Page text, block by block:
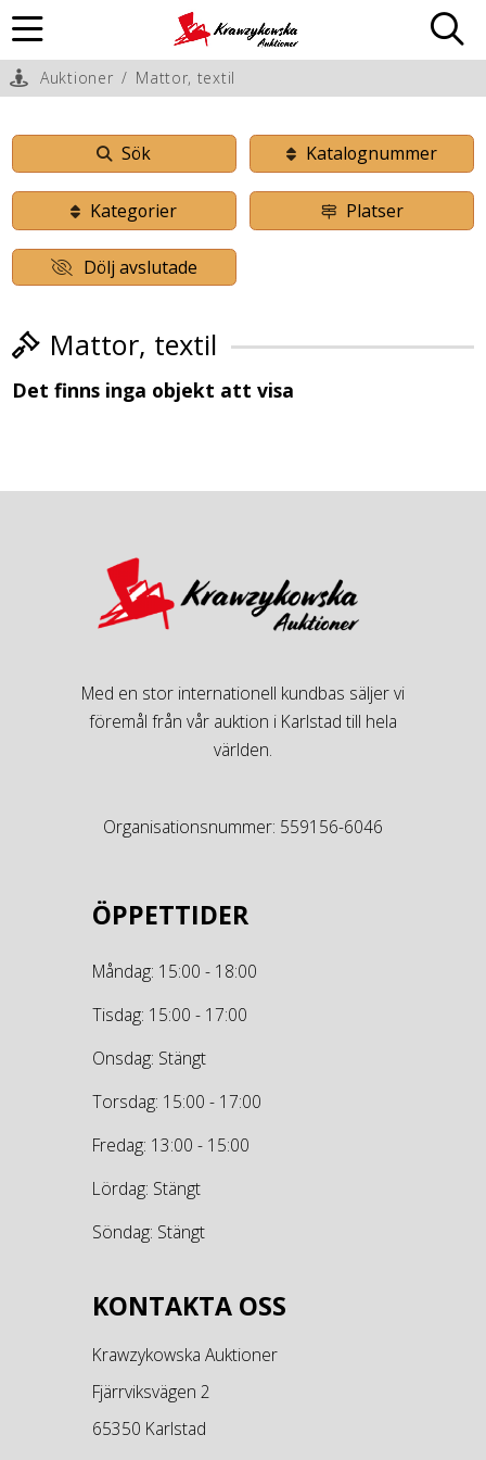
Auktioner / Mattor, textil
Sök Katalognummer
Kategorier Platser
Dölj avslutade
Mattor, textil
Det finns inga objekt att visa
Med en stor internationell kundbas säljer vi
föremål från vår auktion i Karlstad till hela
världen.
Organisationsnummer: 559156-6046
ÖPPETTIDER
Måndag: 15:00 - 18:00
Tisdag: 15:00 - 17:00
Onsdag: Stängt
Torsdag: 15:00 - 17:00
Fredag: 13:00 - 15:00
Lördag: Stängt
Söndag: Stängt
KONTAKTA OSS
Krawzykowska Auktioner
Fjärrviksvägen 2
65350 Karlstad